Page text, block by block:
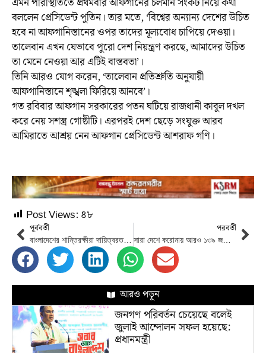
বললেন প্রেসিডেন্ট পুতিন। তার মতে, ‘বিশ্বের অন্যান্য দেশের উচিত
হবে না আফগানিস্তানের ওপর তাদের মূল্যবোধ চাপিয়ে দেওয়া।
তালেবান এখন যেভাবে পুরো দেশ নিয়ন্ত্রণ করছে, আমাদের উচিত
তা মেনে নেওয়া আর এটিই বাস্তবতা’।
তিনি আরও যোগ করেন, ‘তালেবান প্রতিশ্রুতি অনুযায়ী
আফগানিস্তানে শৃঙ্খলা ফিরিয়ে আনবে’।
গত রবিবার আফগান সরকারের পতন ঘটিয়ে রাজধানী কাবুল দখল
করে নেয় সশস্ত্র গোষ্ঠীটি। এরপরই দেশ ছেড়ে সংযুক্ত আরব
আমিরাতে আশ্রয় নেন আফগান প্রেসিডেন্ট আশরাফ গণি।
Post Views: ৪৮
পূর্ববর্তী
বাংলাদেশের শান্তিরক্ষীরা দায়িত্বরত দেশগুলোর সঙ্গে সম্পর্ক উন্নয়নে সহায়তা করছে
পরবর্তী
সারা দেশে করোনায় আরও ১৩৯ জনের মৃত্যু, শনাক্ত ১৫.১৬ শতাংশ
আরও পড়ুন
জনগণ পরিবর্তন চেয়েছে বলেই
জুলাই আন্দোলন সফল হয়েছে:
প্রধানমন্ত্রী